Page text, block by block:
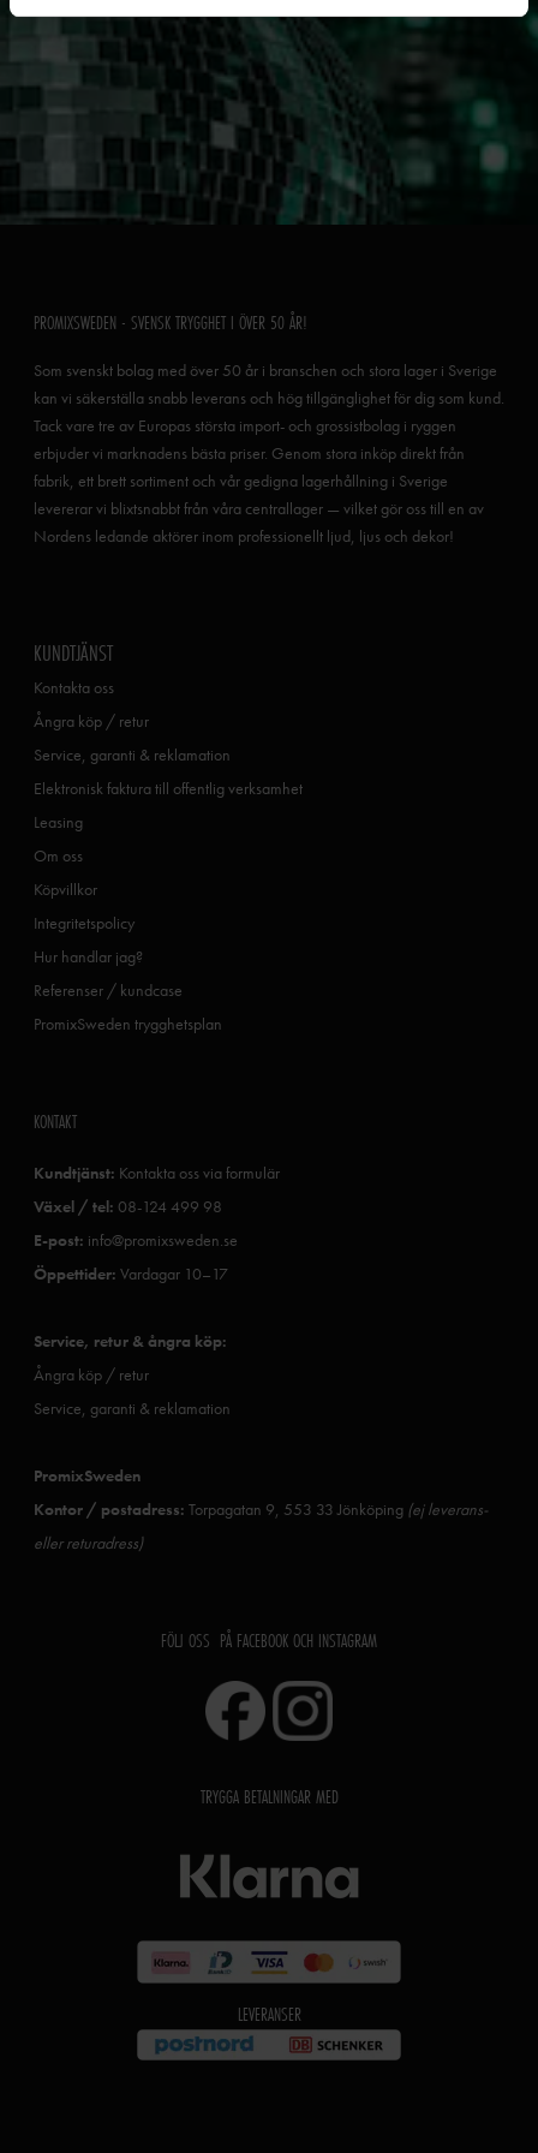
PROMIXSWEDEN - SVENSK TRYGGHET I ÖVER 50 ÅR!
Som svenskt bolag med över 50 år i branschen och stora lager i Sverige
kan vi säkerställa snabb leverans och hög tillgänglighet för dig som kund.
Tack vare tre av Europas största import- och grossistbolag i ryggen
erbjuder vi marknadens bästa priser. Genom stora inköp direkt från
fabrik, ett brett sortiment och vår gedigna lagerhållning i Sverige
levererar vi blixtsnabbt från våra centrallager — vilket gör oss till en av
Nordens ledande aktörer inom professionellt ljud, ljus och dekor!
KUNDTJÄNST
Kontakta oss
Ångra köp / retur
Service, garanti & reklamation
Elektronisk faktura till offentlig verksamhet
Leasing
Om oss
Köpvillkor
Integritetspolicy
Hur handlar jag?
Referenser / kundcase
PromixSweden trygghetsplan
KONTAKT
Kundtjänst: Kontakta oss via formulär
Växel / tel: 08-124 499 98
E-post: info@promixsweden.se
Öppettider: Vardagar 10–17
Service, retur & ångra köp:
Ångra köp / retur
Service, garanti & reklamation
PromixSweden
Kontor / postadress: Torpagatan 9, 553 33 Jönköping (ej leverans-
eller returadress)
FÖLJ OSS PÅ FACEBOOK OCH INSTAGRAM
TRYGGA BETALNINGAR MED
LEVERANSER